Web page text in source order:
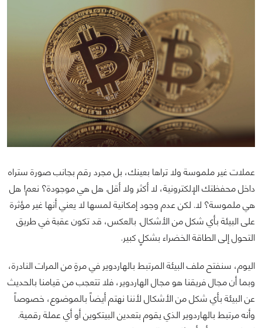
عملات غير ملموسة ولا تراها بعينك، بل مجرد رقم بجانب صورة ستراه
داخل محفظتك الإلكترونية، لا أكثر ولا أقل. هل هي موجودة؟ نعم! هل
هي ملموسة؟ لا. لكن عدم وجود إمكانية لمسها لا يعني أنها غير مؤثرة
على البيئة بأي شكل من الأشكال. بالعكس، قد تكون عقبة في طريق
التحول إلى الطاقة الخضراء بشكلٍ كبير.
اليوم، سنفتح ملف البيئة المرتبط بالهاردوير في مرةٍ من المرات النادرة،
وبما أن مجال فريقنا هو مجال الهاردوير، فلا تتعجب من قيامنا بالحديث
عن البيئة بأي شكل من الأشكال لأننا نهتم أيضاً بالموضوع، خصوصاً
وأنه مرتبط بالهاردوير الذي يقوم بتعدين البيتكوين أو أي عملة رقمية.